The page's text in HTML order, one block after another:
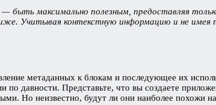
быть максимально полезным, предоставляя
Учитывая контекстную информацию и не имея
метаданных к блокам и последующее их
давности. Представьте, что вы создаете
Но неизвестно, будут ли они наиболее похожи